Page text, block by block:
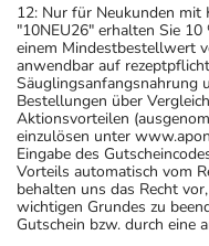
12: Nur für Neukunden mit
"10NEU26" erhalten Sie
einem Mindestbestellwert
anwendbar auf
Säuglingsanfangsnahrung
Bestellungen über
Aktionsvorteilen
einzulösen unter
Eingabe des
Vorteils automatisch vom
behalten uns das Recht
wichtigen Grundes zu
Gutschein bzw. durch eine